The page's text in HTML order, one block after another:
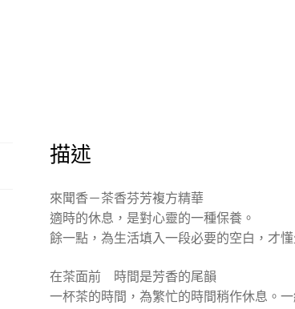
描述
來聞香－茶香芬芳複方精華
適時的休息，是對心靈的一種保養。
餘一點，為生活填入一段必要的空白，才懂
在茶面前 時間是芳香的尾韻
一杯茶的時間，為繁忙的時間稍作休息。